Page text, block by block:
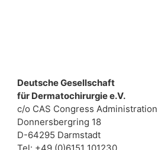
Deutsche Gesellschaft
für Dermatochirurgie e.V.
c/o CAS Congress
Donnersbergring 18
D-64295 Darmstadt